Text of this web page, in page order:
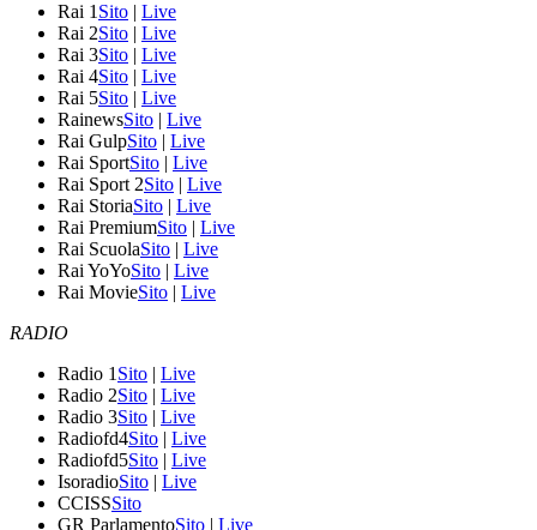
Rai 1 Sito | Live
Rai 2Sito | Live
Rai 3Sito | Live
Rai 4Sito | Live
Rai 5Sito | Live
RainewsSito | Live
Rai GulpSito | Live
Rai SportSito | Live
Rai Sport 2Sito | Live
Rai StoriaSito | Live
Rai PremiumSito | Live
Rai ScuolaSito | Live
Rai YoYoSito | Live
Rai MovieSito | Live
RADIO
Radio 1 Sito | Live
Radio 2Sito | Live
Radio 3Sito | Live
Radiofd4Sito | Live
Radiofd5Sito | Live
IsoradioSito | Live
CCISSSito
GR ParlamentoSito | Live